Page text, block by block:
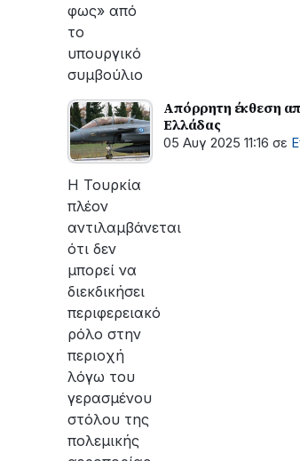
φως» από
το
υπουργικό
συμβούλιο
Απόρρητη έκθεση
Ελλάδας
05 Αυγ 2025 11:16 σε
Η Τουρκία
πλέον
αντιλαμβάνεται
ότι δεν
μπορεί να
διεκδικήσει
περιφερειακό
ρόλο στην
περιοχή
λόγω του
γερασμένου
στόλου της
πολεμικής